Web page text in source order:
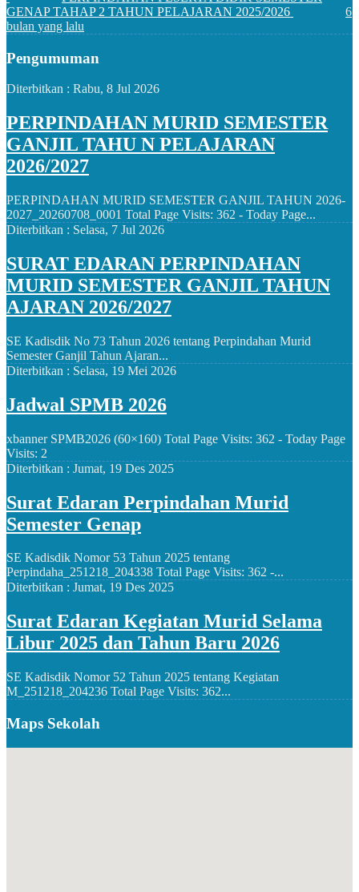
GENAP TAHAP 2 TAHUN PELAJARAN 2025/2026
6
bulan yang lalu
Pengumuman
Diterbitkan : Rabu, 8 Jul 2026
PERPINDAHAN MURID SEMESTER
GANJIL TAHU N PELAJARAN
2026/2027
PERPINDAHAN MURID SEMESTER GANJIL TAHUN 2026-
2027_20260708_0001 Total Page Visits: 362 - Today Page...
Diterbitkan : Selasa, 7 Jul 2026
SURAT EDARAN PERPINDAHAN
MURID SEMESTER GANJIL TAHUN
AJARAN 2026/2027
SE Kadisdik No 73 Tahun 2026 tentang Perpindahan Murid
Semester Ganjil Tahun Ajaran...
Diterbitkan : Selasa, 19 Mei 2026
Jadwal SPMB 2026
xbanner SPMB2026 (60×160) Total Page Visits: 362 - Today Page
Visits: 2
Diterbitkan : Jumat, 19 Des 2025
Surat Edaran Perpindahan Murid
Semester Genap
SE Kadisdik Nomor 53 Tahun 2025 tentang
Perpindaha_251218_204338 Total Page Visits: 362 -...
Diterbitkan : Jumat, 19 Des 2025
Surat Edaran Kegiatan Murid Selama
Libur 2025 dan Tahun Baru 2026
SE Kadisdik Nomor 52 Tahun 2025 tentang Kegiatan
M_251218_204236 Total Page Visits: 362...
Maps Sekolah